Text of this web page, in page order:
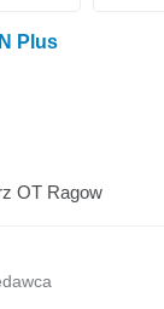
Plus
OT Ragow